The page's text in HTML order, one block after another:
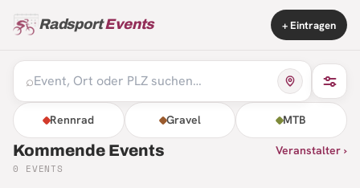
RadsportEvents + Eintragen
⌕
Rennrad Gravel MTB
Kommende Events Veranstalter ›
0 EVENTS